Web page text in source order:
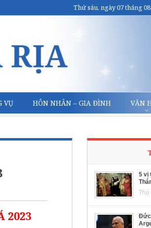
Thứ sáu, ngày 07 tháng
VỤ HÔN NHÂN – GIA ĐÌNH VĂN
2023
5 vị
Thứ
Đức